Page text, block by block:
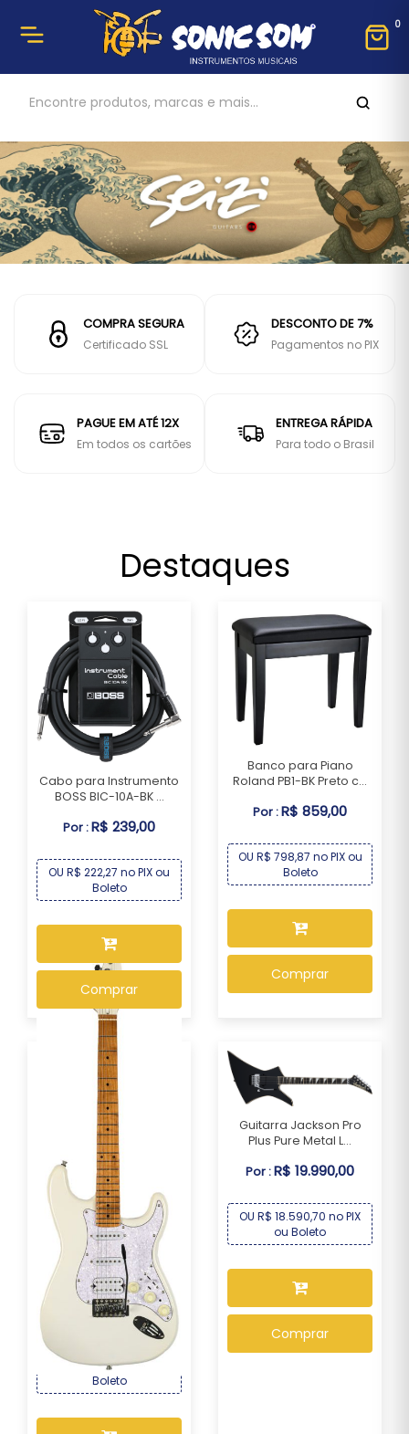
0
COMPRA SEGURA
Certificado SSL
DESCONTO DE 7%
Pagamentos no PIX
PAGUE EM ATÉ 12X
Em todos os cartões
ENTREGA RÁPIDA
Para todo o Brasil
Destaques
Cabo para Instrumento
BOSS BIC-10A-BK ...
Por :R$ 239,00
OU R$ 222,27 no PIX ou
Boleto
Comprar
Banco para Piano
Roland PB1-BK Preto c...
Por :R$ 859,00
OU R$ 798,87 no PIX ou
Boleto
Comprar
Guitarra Seizi Multi Smart
Pearl White...
R$ 2.169,00
OU R$ 2.017,17 no PIX ou
Boleto
Guitarra Jackson Pro
Plus Pure Metal L...
Por :R$ 19.990,00
OU R$ 18.590,70 no PIX
ou Boleto
Comprar